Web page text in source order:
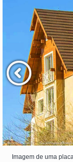
Imagem de uma